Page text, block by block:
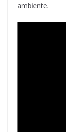
ambiente.